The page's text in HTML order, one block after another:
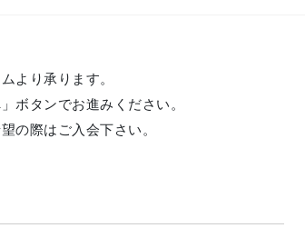
より承ります。
ボタンでお進みください。
の際はご入会下さい。